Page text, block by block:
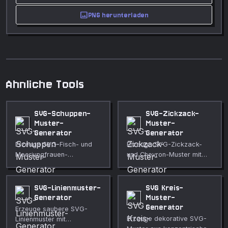
imagePNG herunterladen
Ahnliche Tools
SVG-Schuppen-
Muster-
Generator
Erzeuge SVG-Fisch- und
Meerjungfrauen-
Schuppenmuster mit
anpassbarem Radius,
Strich und Füllung. Perfekt
für dekorative
Hintergründe,
Verpackungen, Modeprints
und Art-Déco-Designs.
SVG-Zickzack-
Muster-
Generator
Erzeuge SVG-Zickzack-
und Chevron-Muster mit
anpassbarer Amplitude,
Wellenlänge,
Reihenabstand und
Strichstärke. Perfekt für
Retro-Textilien, auffällige
Hintergründe und
geometrische Overlays.
SVG-Linienmuster-
Generator
Erzeuge saubere SVG-
Linienmuster mit
SVG Kreis-
Muster-
Generator
Erzeuge dekorative SVG-